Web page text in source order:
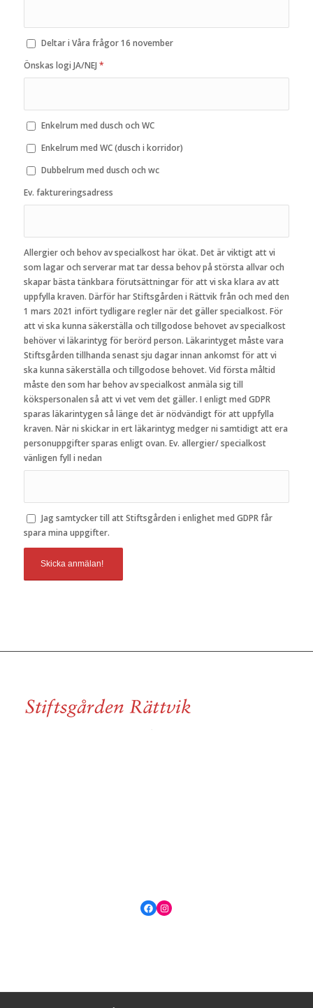
Deltar i Våra frågor 16 november
Önskas logi JA/NEJ *
Enkelrum med dusch och WC
Enkelrum med WC (dusch i korridor)
Dubbelrum med dusch och wc
Ev. faktureringsadress
Allergier och behov av specialkost har ökat. Det är viktigt att vi
som lagar och serverar mat tar dessa behov på största allvar och
skapar bästa tänkbara förutsättningar för att vi ska klara av att
uppfylla kraven. Därför har Stiftsgården i Rättvik från och med den
1 mars 2021 infört tydligare regler när det gäller specialkost. För
att vi ska kunna säkerställa och tillgodose behovet av specialkost
behöver vi läkarintyg för berörd person. Läkarintyget måste vara
Stiftsgården tillhanda senast sju dagar innan ankomst för att vi
ska kunna säkerställa och tillgodose behovet. Vid första måltid
måste den som har behov av specialkost anmäla sig till
kökspersonalen så att vi vet vem det gäller. I enligt med GDPR
sparas läkarintygen så länge det är nödvändigt för att uppfylla
kraven. När ni skickar in ert läkarintyg medger ni samtidigt att era
personuppgifter sparas enligt ovan. Ev. allergier/ specialkost
vänligen fyll i nedan
Jag samtycker till att Stiftsgården i enlighet med GDPR får
spara mina uppgifter.
Facebook
Instagram